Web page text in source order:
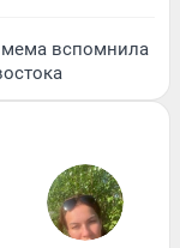
мема вспомнила